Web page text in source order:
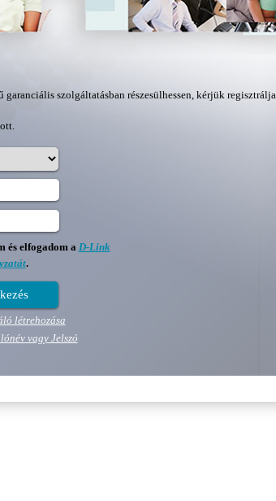
szolgáltatásban részesülhessen, kérjük regisztrálja
és elfogadom a D-Link
.
létrehozása
vagy Jelszó